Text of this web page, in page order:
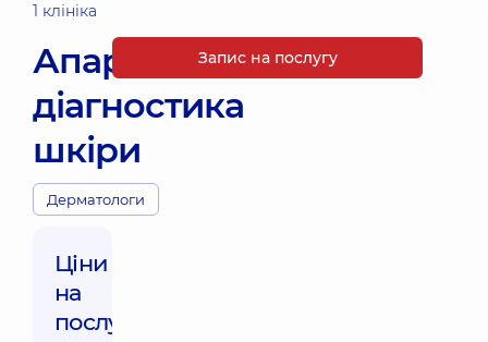
1 клініка
Апаратна
діагностика
шкіри
Дерматологи
Ціни
на
послуги:
Запис на послугу